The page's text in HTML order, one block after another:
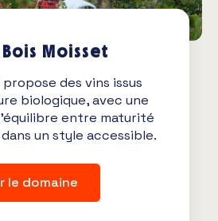
Moisset
des vins issus
biologique, avec une
entre maturité
un style accessible.
le domaine